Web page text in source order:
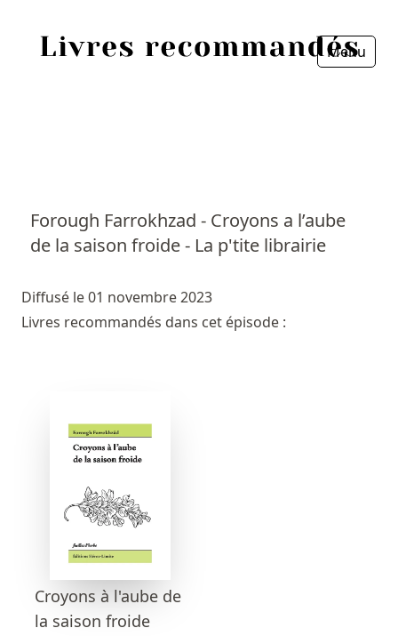
Menu
Forough Farrokhzad - Croyons a l’aube
de la saison froide - La p'tite librairie
Diffusé le 01 novembre 2023
Livres recommandés dans cet épisode :
Croyons à l'aube de
la saison froide
Personnes
Livres
Fermer